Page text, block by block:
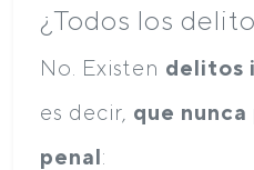
¿Todos los
No. Existen delitos
es decir, que
penal: